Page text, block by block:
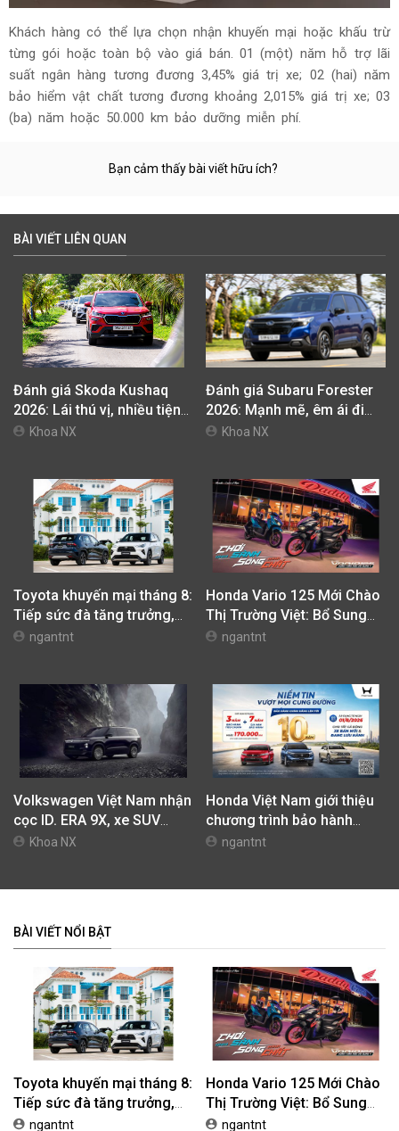
Khách hàng có thể lựa chọn nhận khuyến mại hoặc khấu trừ
từng gói hoặc toàn bộ vào giá bán. 01 (một) năm hỗ trợ lãi
suất ngân hàng tương đương 3,45% giá trị xe; 02 (hai) năm
bảo hiểm vật chất tương đương khoảng 2,015% giá trị xe; 03
(ba) năm hoặc 50.000 km bảo dưỡng miễn phí.
Bạn cảm thấy bài viết hữu ích?
BÀI VIẾT LIÊN QUAN
Đánh giá Skoda Kushaq
2026: Lái thú vị, nhiều tiện
nghi, giá cạnh tranh
Khoa NX
Đánh giá Subaru Forester
2026: Mạnh mẽ, êm ái đi
cùng hệ thống ADAS hoàn
Khoa NX
Toyota khuyến mại tháng 8:
Tiếp sức đà tăng trưởng,
tối ưu chi phí mua xe
ngantnt
Honda Vario 125 Mới Chào
Thị Trường Việt: Bổ Sung
Phiên Bản Street, Giá Từ
ngantnt
Volkswagen Việt Nam nhận
cọc ID. ERA 9X, xe SUV
EREV dự kiến giá dưới 3 tỷ
Khoa NX
Honda Việt Nam giới thiệu
chương trình bảo hành
chính hãng lên tới 10 năm
ngantnt
BÀI VIẾT NỔI BẬT
Toyota khuyến mại tháng 8:
Tiếp sức đà tăng trưởng,
tối ưu chi phí mua xe
ngantnt
Honda Vario 125 Mới Chào
Thị Trường Việt: Bổ Sung
Phiên Bản Street, Giá Từ
ngantnt